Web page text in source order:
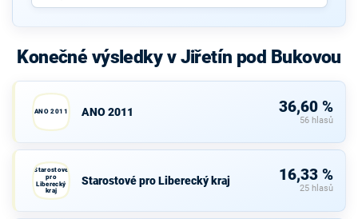
Konečné výsledky v Jiřetín pod Bukovou
ANO 2011 ANO 2011 36,60 %
56 hlasů
Starostové
pro
Liberecký
kraj
Starostové pro Liberecký kraj 16,33 %
25 hlasů